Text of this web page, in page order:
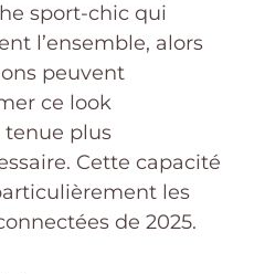
sport-chic qui
l’ensemble, alors
peuvent
ce look
tenue plus
Cette capacité
les
de 2025.